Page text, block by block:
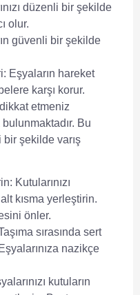
düzenli bir şekilde
olur.
güvenli bir şekilde
Eşyaların hareket
karşı korur.
dikkat etmeniz
Bu
bir şekilde varış
Kutularınızı
kısma yerleştirin.
önler.
sırasında sert
nazikçe
kutuların